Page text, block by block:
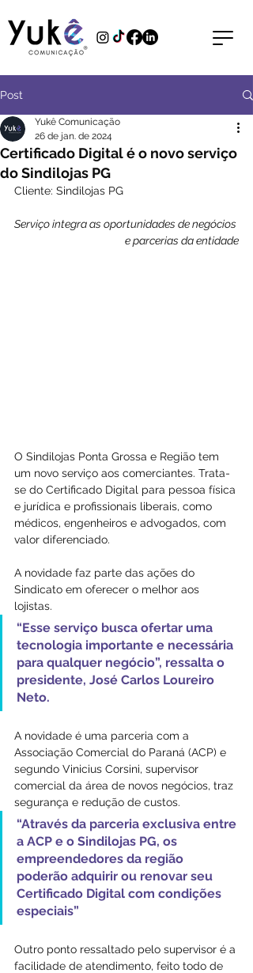
Post
Certificado Digital é o novo serviço
do Sindilojas PG
Yukê Comunicação
26 de jan. de 2024
Cliente: Sindilojas PG
Serviço integra as oportunidades de negócios
e parcerias da entidade
O Sindilojas Ponta Grossa e Região tem
um novo serviço aos comerciantes. Trata-
se do Certificado Digital para pessoa física
e jurídica e profissionais liberais, como
médicos, engenheiros e advogados, com
valor diferenciado.
A novidade faz parte das ações do
Sindicato em oferecer o melhor aos
lojistas.
“Esse serviço busca ofertar uma
tecnologia importante e necessária
para qualquer negócio”, ressalta o
presidente, José Carlos Loureiro
Neto.
A novidade é uma parceria com a
Associação Comercial do Paraná (ACP) e
segundo Vinicius Corsini, supervisor
comercial da área de novos negócios, traz
segurança e redução de custos.
“Através da parceria exclusiva entre
a ACP e o Sindilojas PG, os
empreendedores da região
poderão adquirir ou renovar seu
Certificado Digital com condições
especiais”
Outro ponto ressaltado pelo supervisor é a
facilidade de atendimento, feito todo de